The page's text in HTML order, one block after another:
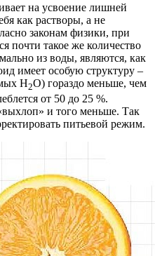
на усвоение лишней
как растворы, а не
законам физики, при
почти такое же количество
из воды, являются, как
имеет особую структуру –
Н2О) гораздо меньше, чем
от 50 до 25 %.
и того меньше. Так
питьевой режим.